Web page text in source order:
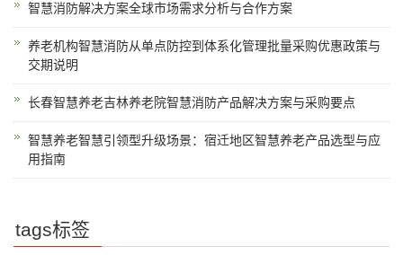
智慧消防解决方案全球市场需求分析与合作方案
养老机构智慧消防从单点防控到体系化管理批量采购优惠政策与
交期说明
长春智慧养老吉林养老院智慧消防产品解决方案与采购要点
智慧养老智慧引领型升级场景：宿迁地区智慧养老产品选型与应
用指南
tags标签